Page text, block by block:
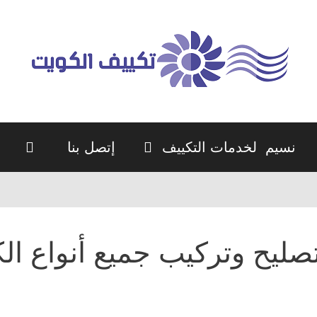
نسيم لخدمات التكييف إتصل بنا
وتركيب جميع أنواع